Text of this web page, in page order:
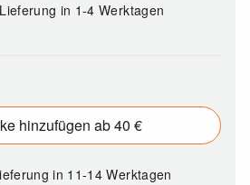
in 1-4 Werktagen
hinzufügen ab 40 €
in 11-14 Werktagen